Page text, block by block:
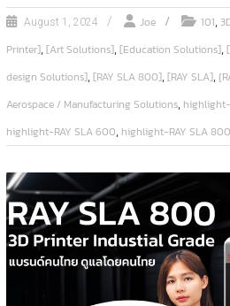
August 1, 2024 Joe 101,
Printer],[Art Solutions],[Education Solutions],
design Solutions],[RAY SLA 800],[RAY SLA],
Aerospace / Manufacturing Solutions,
highlight-RAY SLA 600, highlight-RAY SLA 800